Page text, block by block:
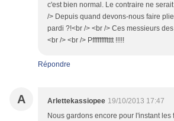
c'est bien normal. Le contraire ne
/> Depuis quand devons-nous faire
pardi ?!<br /> <br /> Ces messieurs
<br /> <br /> Pfffffffftttt !!!!!
Répondre
A Arlettekassiopee 19/10/2013 17:47
Nous gardons encore pour l'instant les